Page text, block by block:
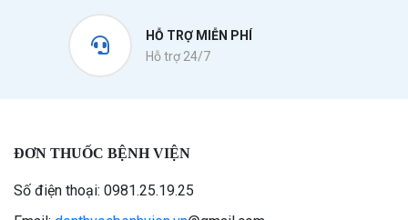
HỖ TRỢ MIỄN PHÍ
Hỗ trợ 24/7
ĐƠN THUỐC BỆNH VIỆN
Số điện thoại: 0981.25.19.25